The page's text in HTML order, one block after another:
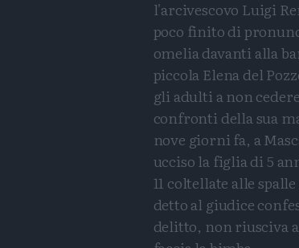
l'arcivescovo Luigi
poco finito di
omelia davanti alla
piccola Elena del
gli adulti a non
confronti della sua
nove giorni fa, a
ucciso la figlia di 5
11 coltellate alle
detto al giudice
delitto, non riusciva